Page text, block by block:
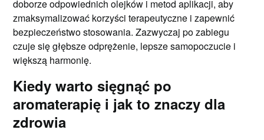
doborze odpowiednich olejków i metod aplikacji, aby
zmaksymalizować korzyści terapeutyczne i zapewnić
bezpieczeństwo stosowania. Zazwyczaj po zabiegu
czuje się głębsze odprężenie, lepsze samopoczucie i
większą harmonię.
Kiedy warto sięgnąć po
aromaterapię i jak to znaczy dla
zdrowia